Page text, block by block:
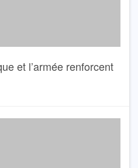
et l’armée renforcent